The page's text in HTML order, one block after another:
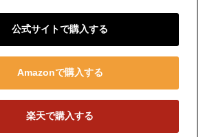
公式サイトで購入する
Amazonで購入する
楽天で購入する